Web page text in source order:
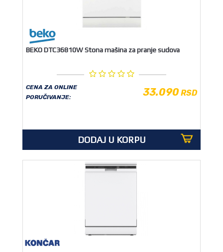
BEKO DTC36810W Stona mašina za pranje sudova
CENA ZA ONLINE
PORUČIVANJE:
33.090RSD
DODAJ U KORPU